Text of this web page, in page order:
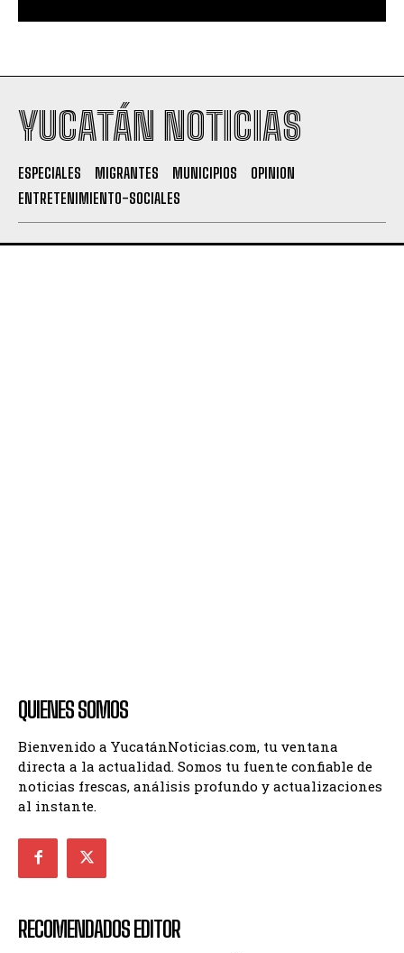
YUCATÁN NOTICIAS
ESPECIALES MIGRANTES MUNICIPIOS
OPINION
ENTRETENIMIENTO-SOCIALES
QUIENES SOMOS
Bienvenido a YucatánNoticias.com, tu ventana
directa a la actualidad. Somos tu fuente confiable de
noticias frescas, análisis profundo y actualizaciones
al instante.
RECOMENDADOS EDITOR